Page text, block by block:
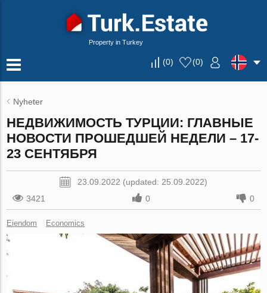
Property in Turkey
(0) (0)
Nyheter
НЕДВИЖИМОСТЬ ТУРЦИИ: ГЛАВНЫЕ
НОВОСТИ ПРОШЕДШЕЙ НЕДЕЛИ – 17-
23 СЕНТЯБРЯ
23.09.2022 (updated: 25.09.2022)
3421
0 0
Eiendom Economics